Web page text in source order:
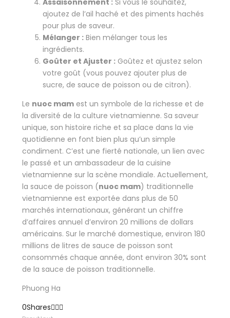
Assaisonnement : Si vous le souhaitez,
ajoutez de l’ail haché et des piments hachés
pour plus de saveur.
Mélanger : Bien mélanger tous les
ingrédients.
Goûter et Ajuster : Goûtez et ajustez selon
votre goût (vous pouvez ajouter plus de
sucre, de sauce de poisson ou de citron).
Le nuoc mam est un symbole de la richesse et de
la diversité de la culture vietnamienne. Sa saveur
unique, son histoire riche et sa place dans la vie
quotidienne en font bien plus qu’un simple
condiment. C’est une fierté nationale, un lien avec
le passé et un ambassadeur de la cuisine
vietnamienne sur la scène mondiale. Actuellement,
la sauce de poisson (nuoc mam) traditionnelle
vietnamienne est exportée dans plus de 50
marchés internationaux, générant un chiffre
d’affaires annuel d’environ 20 millions de dollars
américains. Sur le marché domestique, environ 180
millions de litres de sauce de poisson sont
consommés chaque année, dont environ 30% sont
de la sauce de poisson traditionnelle.
Phuong Ha
0Shares